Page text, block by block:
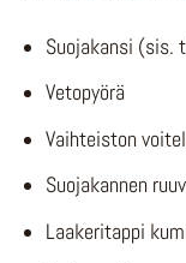
Suojakansi (sis.
Vetopyörä
Vaihteiston
Suojakannen
Laakeritappi